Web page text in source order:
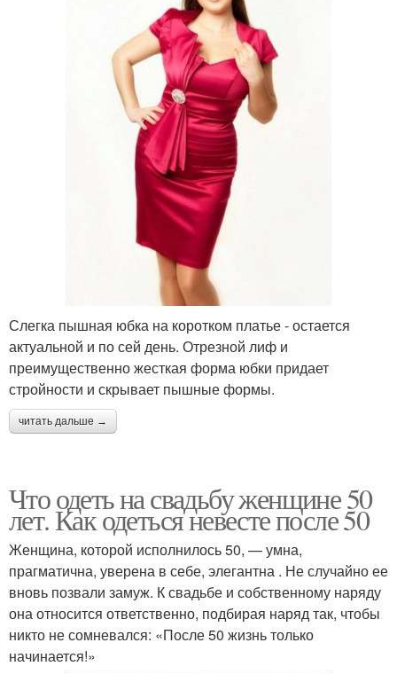
Слегка пышная юбка на коротком платье - остается
актуальной и по сей день. Отрезной лиф и
преимущественно жесткая форма юбки придает
стройности и скрывает пышные формы.
читать дальше →
Что одеть на свадьбу женщине 50
лет. Как одеться невесте после 50
Женщина, которой исполнилось 50, — умна,
прагматична, уверена в себе, элегантна . Не случайно ее
вновь позвали замуж. К свадьбе и собственному наряду
она относится ответственно, подбирая наряд так, чтобы
никто не сомневался: «После 50 жизнь только
начинается!»